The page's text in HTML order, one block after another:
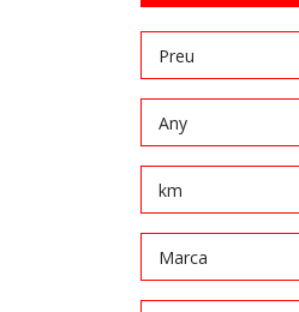
Preu
Any
km
Marca